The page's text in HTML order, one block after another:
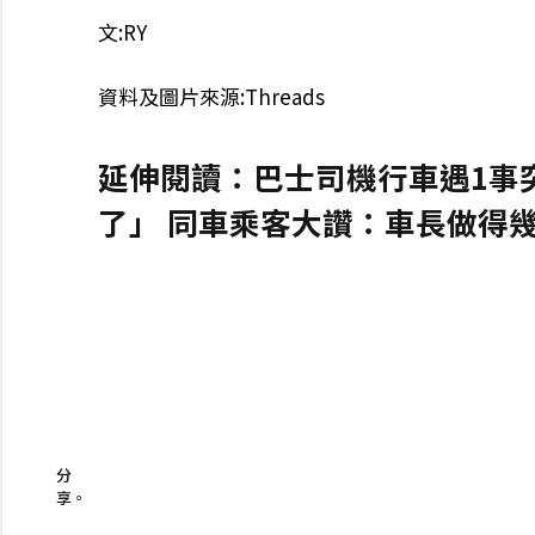
文:RY
資料及圖片來源:Threads
延伸閱讀：巴士司機行車遇1
了」 同車乘客大讚：車長做得
分
享。